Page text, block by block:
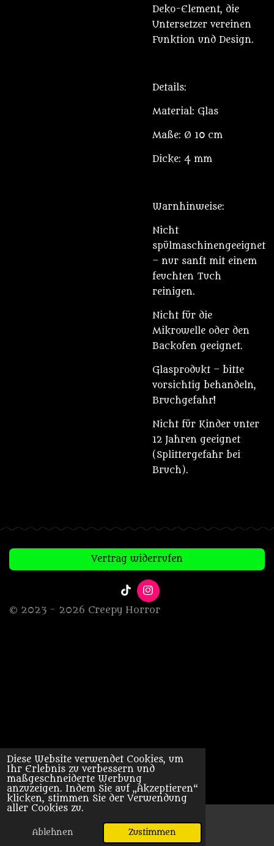
Diese Website verwendet Cookies, um
Ihr Erlebnis zu verbessern und
maßgeschneiderte Werbung
anzuzeigen. Indem Sie auf „Akzeptieren“
klicken, stimmen Sie der Verwendung
aller Cookies zu.
Ablehnen Zustimmen
Deko-Element, die
Untersetzer vereinen
Funktion und Design.
Details:
Material: Glas
Maße: Ø 10 cm
Dicke: 4 mm
Warnhinweise:
Nicht
spülmaschinengeeignet
– nur sanft mit einem
feuchten Tuch
reinigen.
Nicht für die
Mikrowelle oder den
Backofen geeignet.
Glasprodukt – bitte
vorsichtig behandeln,
Bruchgefahr!
Nicht für Kinder unter
12 Jahren geeignet
(Splittergefahr bei
Bruch).
Vertrag widerrufen
T
i
k
I
n
s
© 2023 - 2026 Creepy Horror